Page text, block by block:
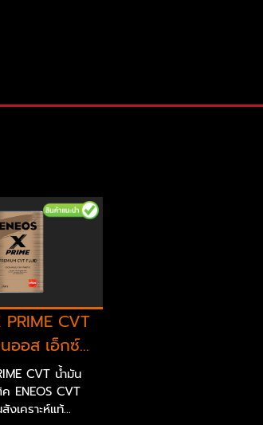
PRIME CVT
ออส เอ็กซ์...
CVT น้ำมัน
ENEOS CVT
เคราะห์แท้...